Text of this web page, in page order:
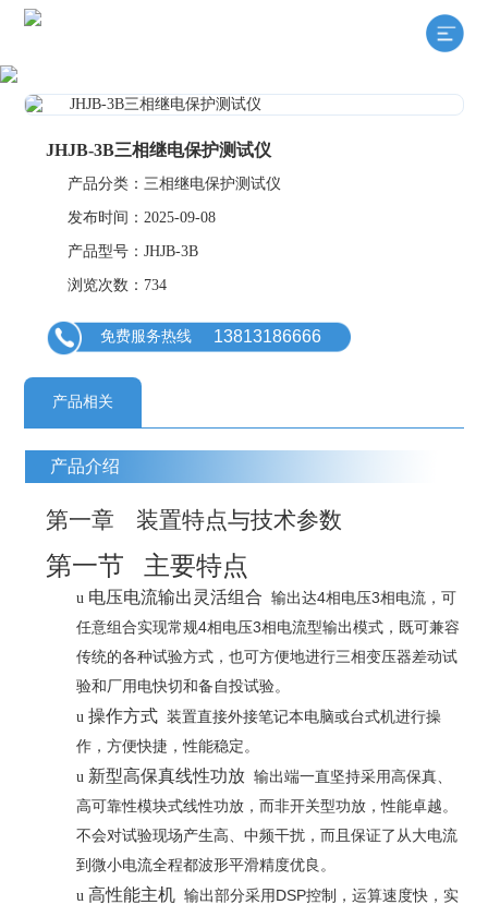
JHJB-3B三相继电保护测试仪
产品分类：三相继电保护测试仪
发布时间：2025-09-08
产品型号：JHJB-3B
浏览次数：734
免费服务热线 13813186666
产品相关
产品介绍
第一章 装置特点与技术参数
第一节 主要特点
u 电压电流输出灵活组合 输出达4相电压3相电流，可
任意组合实现常规4相电压3相电流型输出模式，既可兼容
传统的各种试验方式，也可方便地进行三相变压器差动试
验和厂用电快切和备自投试验。
u 操作方式 装置直接外接笔记本电脑或台式机进行操
作，方便快捷，性能稳定。
u 新型高保真线性功放 输出端一直坚持采用高保真、
高可靠性模块式线性功放，而非开关型功放，性能卓越。
不会对试验现场产生高、中频干扰，而且保证了从大电流
到微小电流全程都波形平滑精度优良。
u 高性能主机 输出部分采用 DSP控制，运算速度快，实